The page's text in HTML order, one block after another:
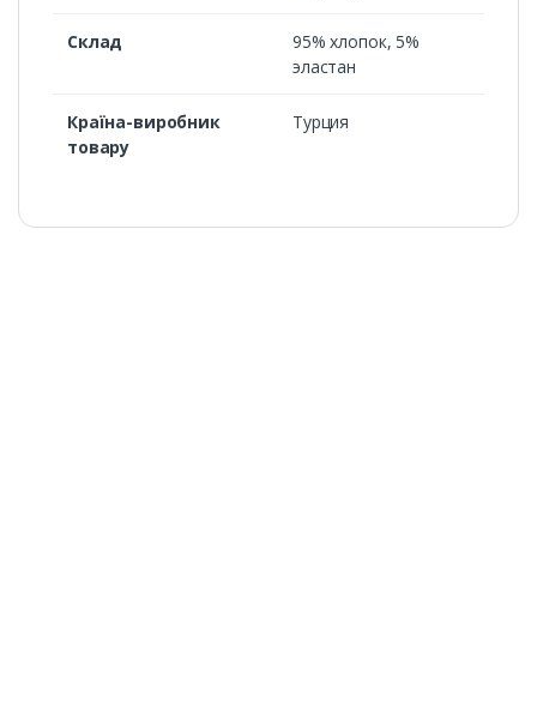
Cклад
95% хлопок, 5%
эластан
Країна-виробник
товару
Турция